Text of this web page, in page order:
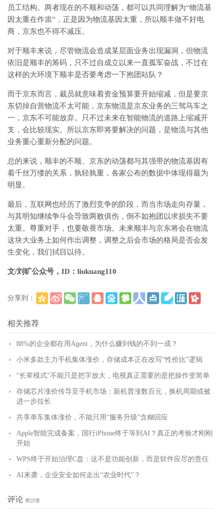
员工结构。两者现在的不顺和动荡，都可以共同理解为“物流基
因太重在作祟”，正是因为物流基因太重，所以顺丰做不好电
商，京东也不得不减压。
对于顺丰来说，尽管物流会造成某层面业务出现漏洞，但物流
依旧是顺丰的筹码，只不过自成立以来一直孤军奋战，不过在
这样的大环境下顺丰是否要考虑一下抱团站队？
而于京东而言，裁员就意味着资金预算要开始缩减，但是要京
东切掉自营物流不太可能，京东物流是京东业务的三驾马车之
一，京东不可能放弃。只不过未来在智能物流的道路上缩减开
支，会比较现实。所以京东即将要解决的问题，是物流与其他
业务重心重新分配的问题。
总的来说，顺丰的不顺、京东的动荡都与其强带的物流基因有
着千丝万缕的关系，孰轻孰重，各家公布的数据中体现得最为
明显。
最后，互联网也经历了激烈竞争的阶段，而当市场走向存量，
与其明知继续争斗会导致两败俱伤，倒不如抱团以求损失不要
太重。尊重对手，也要敬畏市场。未来顺丰与京东将会在物流
这块大业务上如何作出调整，调整之后会市场的格局是否会发
生变化，我们拭目以待。
文/刘旷公众号，ID：liukuang110
分享到：
相关推荐
88%的企业都在用Agent，为什么赚到钱的不到一成？
小米多款主力手机集体涨价，存储成本正在改写“性价比”逻辑
“长辈模式”不能只是把字放大，电视真正需要的是把操作变简单
存储芯片涨价传导至手机市场：新机普涨数百元，换机周期或被
进一步拉长
共享单车集体涨价，不能只用“服务升级”含糊回应
Apple智能完成备案，国行iPhone终于等到AI？真正的考验才刚刚
开始
WPS终于开始治理C盘：这不是功能创新，而是软件应尽的责任
AI来袭，企业安全如何走出“农业时代”？
评论 抢沙发